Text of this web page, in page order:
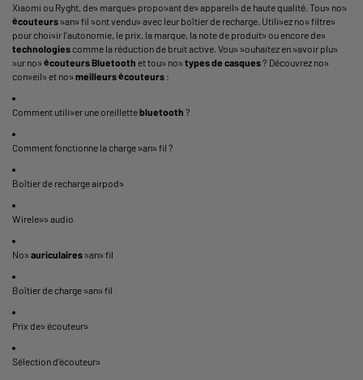
Xiaomi ou Ryght, des marques proposant des appareils de haute qualité. Tous nos
écouteurssans fil sont vendus avec leur boîtier de recharge. Utilisez nos filtres
pour choisir l’autonomie, le prix, la marque, la note de produits ou encore des
technologiescomme la réduction de bruit active. Vous souhaitez en savoir plus
sur nos écouteursBluetooth et tous nos types de casques? Découvrez nos
conseils et nos meilleurs écouteurs :
Comment utiliser une oreillettebluetooth ?
Comment fonctionne la charge sans fil ?
Boîtier de recharge airpods
Wireless audio
Nos auriculairessans fil
Boîtier de charge sans fil
Prix des écouteurs
Sélection d’écouteurs